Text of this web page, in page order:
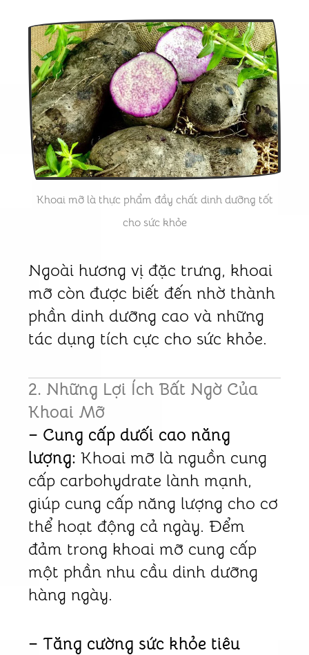
Khoai mỡ là thực phẩm đầy chất dinh dưỡng tốt
cho sức khỏe
Ngoài hương vị đặc trưng, khoai
mỡ còn được biết đến nhờ thành
phần dinh dưỡng cao và những
tác dụng tích cực cho sức khỏe.
2. Những Lợi Ích Bất Ngờ Của
Khoai Mỡ
– Cung cấp dưối cao năng
lượng: Khoai mỡ là nguồn cung
cấp carbohydrate lành mạnh,
giúp cung cấp năng lượng cho cơ
thể hoạt động cả ngày. Đểm
đảm trong khoai mỡ cung cấp
một phần nhu cầu dinh dưỡng
hàng ngày.
– Tăng cường sức khỏe tiêu